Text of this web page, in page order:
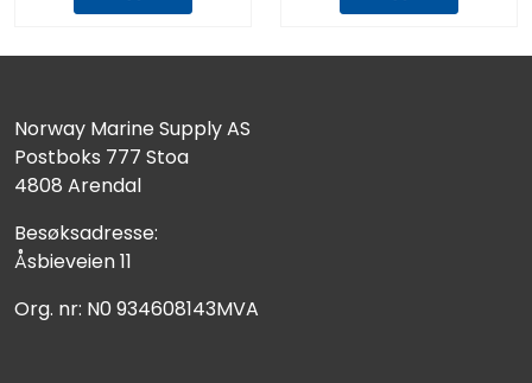
Norway Marine Supply AS
Postboks 777 Stoa
4808 Arendal
Besøksadresse:
Åsbieveien 11
Org. nr: N0 934608143MVA